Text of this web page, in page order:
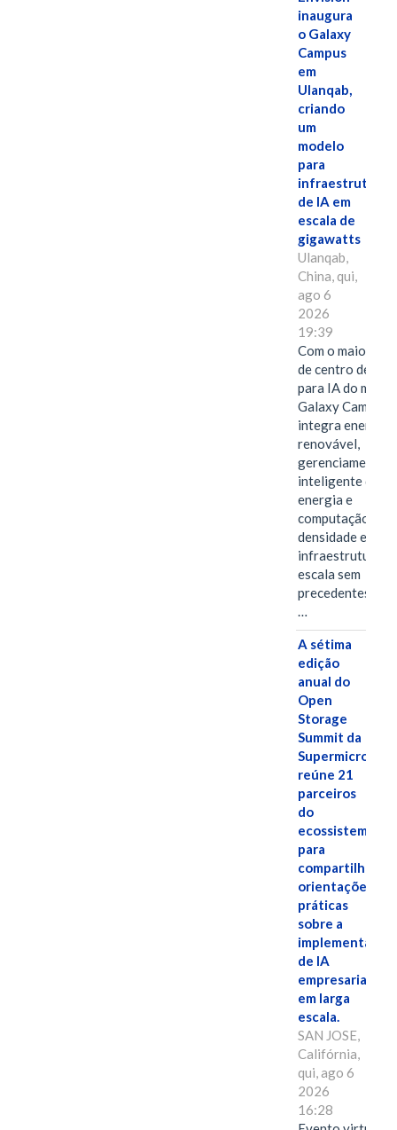
inaugura
o Galaxy
Campus
em
Ulanqab,
criando
um
modelo
para
infraestrutura
de IA em
escala de
gigawatts
Ulanqab,
China, qui,
ago 6
2026
19:39
Com o maior
de centro de
para IA do
Galaxy Campus
integra energia
renovável,
gerenciamento
inteligente de
energia e
computação de
densidade em
infraestrutura
escala sem
…
A sétima
edição
anual do
Open
Storage
Summit da
Supermicro
reúne 21
parceiros
do
ecossistema
para
compartilhar
orientações
práticas
sobre a
implementação
de IA
empresarial
em larga
escala.
SAN JOSE,
Califórnia,
qui, ago 6
2026
16:28